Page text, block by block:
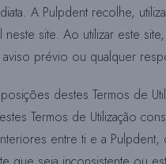
A Pulpdent recolhe,
site. Ao utilizar este
prévio ou qualquer
destes Termos de
Termos de Utilização
entre ti e a